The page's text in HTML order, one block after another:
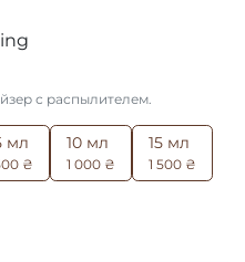
с распылителем.
мл
₴
10 мл
1 000 ₴
15 мл
1 500 ₴